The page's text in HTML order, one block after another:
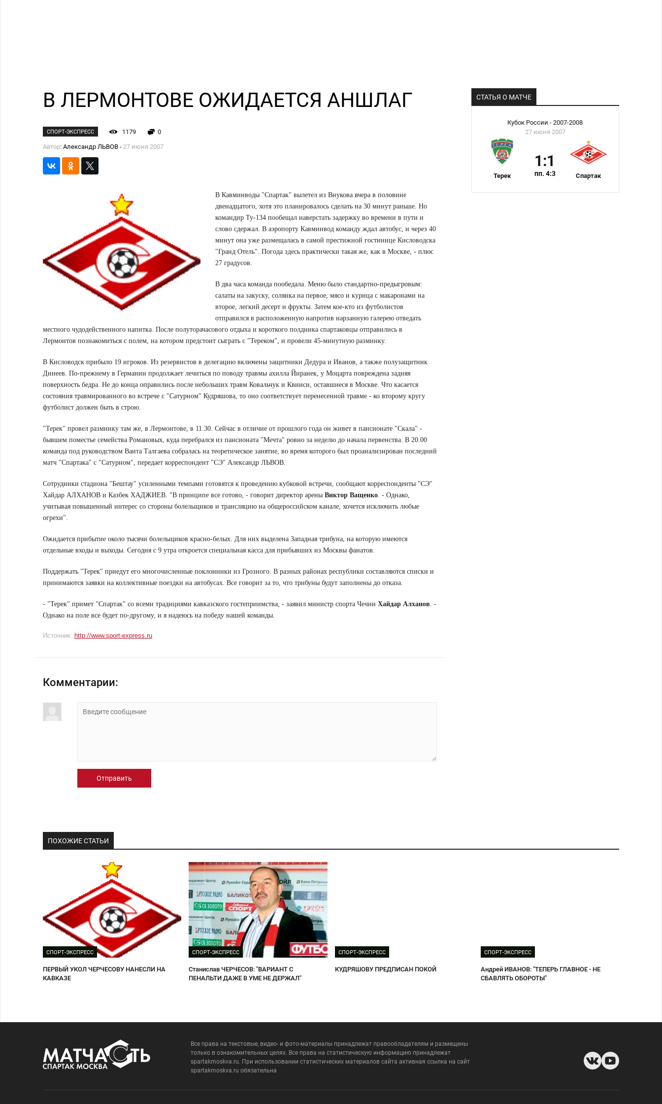
В ЛЕРМОНТОВЕ ОЖИДАЕТСЯ АНШЛАГ
СПОРТ-ЭКСПРЕСС 1179
0
Автор: Александр ЛЬВОВ - 27 июня 2007
В Кавминводы "Спартак" вылетел из Внукова вчера в половине
двенадцатого, хотя это планировалось сделать на 30 минут раньше. Но
командир Ту-134 пообещал наверстать задержку во времени в пути и
слово сдержал. В аэропорту Кавминвод команду ждал автобус, и через 40
минут она уже размещалась в самой престижной гостинице Кисловодска
"Гранд Отель". Погода здесь практически такая же, как в Москве, - плюс
27 градусов.
В два часа команда пообедала. Меню было стандартно-предыгровым:
салаты на закуску, солянка на первое, мясо и курица с макаронами на
второе, легкий десерт и фрукты. Затем кое-кто из футболистов
отправился в расположенную напротив нарзанную галерею отведать
местного чудодейственного напитка. После полуторачасового отдыха и короткого полдника спартаковцы отправились в
Лермонтов познакомиться с полем, на котором предстоит сыграть с "Тереком", и провели 45-минутную разминку.
В Кисловодск прибыло 19 игроков. Из резервистов в делегацию включены защитники Дедура и Иванов, а также полузащитник
Динеев. По-прежнему в Германии продолжает лечиться по поводу травмы ахилла Йиранек, у Моцарта повреждена задняя
поверхность бедра. Не до конца оправились после небольших травм Ковальчук и Квинси, оставшиеся в Москве. Что касается
состояния травмированного во встрече с "Сатурном" Кудряшова, то оно соответствует перенесенной травме - ко второму кругу
футболист должен быть в строю.
"Терек" провел разминку там же, в Лермонтове, в 11.30. Сейчас в отличие от прошлого года он живет в пансионате "Скала" -
бывшем поместье семейства Романовых, куда перебрался из пансионата "Мечта" ровно за неделю до начала первенства. В 20.00
команда под руководством Ваита Талгаева собралась на теоретическое занятие, во время которого был проанализирован последний
матч "Спартака" с "Сатурном", передает корреспондент "СЭ" Александр ЛЬВОВ.
Сотрудники стадиона "Бештау" усиленными темпами готовятся к проведению кубковой встречи, сообщают корреспонденты "СЭ"
Хайдар АЛХАНОВ и Казбек ХАДЖИЕВ. "В принципе все готово, - говорит директор арены Виктор Ващенко. - Однако,
учитывая повышенный интерес со стороны болельщиков и трансляцию на общероссийском канале, хочется исключить любые
огрехи".
Ожидается прибытие около тысячи болельщиков красно-белых. Для них выделена Западная трибуна, на которую имеются
отдельные входы и выходы. Сегодня с 9 утра откроется специальная касса для прибывших из Москвы фанатов.
Поддержать "Терек" приедут его многочисленные поклонники из Грозного. В разных районах республики составляются списки и
принимаются заявки на коллективные поездки на автобусах. Все говорит за то, что трибуны будут заполнены до отказа.
- "Терек" примет "Спартак" со всеми традициями кавказского гостеприимства, - заявил министр спорта Чечни Хайдар Алханов. -
Однако на поле все будет по-другому, и я надеюсь на победу нашей команды.
Источник: http://www.sport-express.ru
Комментарии:
Отправить
СТАТЬЯ О МАТЧЕ
Кубок России - 2007-2008
27 июня 2007
Терек
1:1
пп. 4:3 Спартак
ПОХОЖИЕ СТАТЬИ
СПОРТ-ЭКСПРЕСС
ПЕРВЫЙ УКОЛ ЧЕРЧЕСОВУ НАНЕСЛИ НА
КАВКАЗЕ
СПОРТ-ЭКСПРЕСС
Станислав ЧЕРЧЕСОВ: "ВАРИАНТ С
ПЕНАЛЬТИ ДАЖЕ В УМЕ НЕ ДЕРЖАЛ"
СПОРТ-ЭКСПРЕСС
КУДРЯШОВУ ПРЕДПИСАН ПОКОЙ
СПОРТ-ЭКСПРЕСС
Андрей ИВАНОВ: "ТЕПЕРЬ ГЛАВНОЕ - НЕ
СБАВЛЯТЬ ОБОРОТЫ"
Все права на текстовые, видео- и фото-материалы принадлежат правообладателям и размещены
только в ознакомительных целях. Все права на статистическую информацию принадлежат
spartakmoskva.ru. При использовании статистических материалов сайта активная ссылка на сайт
spartakmoskva.ru обязательна